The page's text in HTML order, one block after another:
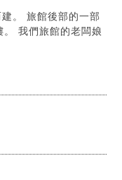
。 旅館後部的一部
我們旅館的老闆娘